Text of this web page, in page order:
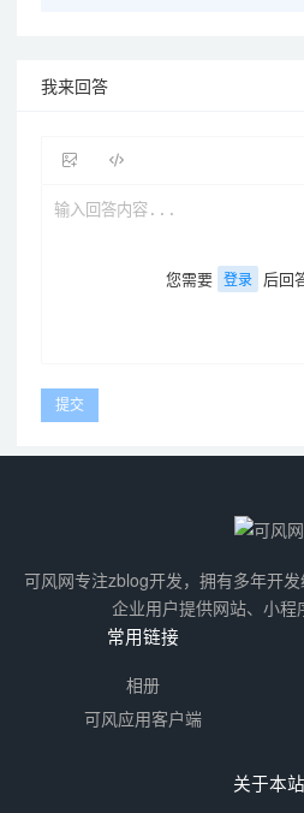
我来回答
您需要 登录 后回
可风网专注zblog开发，拥有多年开
企业用户提供网站、小程
常用链接
相册
可风应用客户端
关于本站